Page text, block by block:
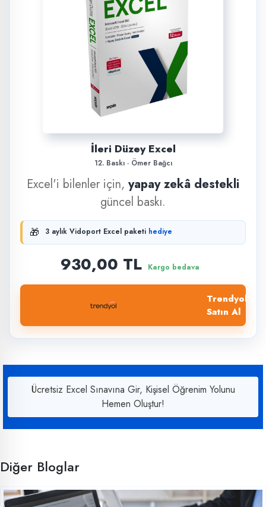
İleri Düzey Excel
12. Baskı · Ömer Bağcı
Excel'i bilenler için, yapay zekâ destekli
güncel baskı.
🎁 3 aylık Vidoport Excel paketi hediye
930,00 TL Kargo bedava
Trendyol'dan
Satın Al
Ücretsiz Excel Sınavına Gir, Kişisel Öğrenim Yolunu
Hemen Oluştur!
Diğer Bloglar